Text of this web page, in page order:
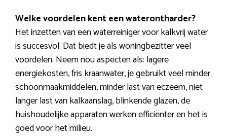
Welke voordelen kent een waterontharder?
Het inzetten van een waterreiniger voor kalkvrij water
is succesvol. Dat biedt je als woningbezitter veel
voordelen. Neem nou aspecten als: lagere
energiekosten, fris kraanwater, je gebruikt veel minder
schoonmaakmiddelen, minder last van eczeem, niet
langer last van kalkaanslag, blinkende glazen, de
huishoudelijke apparaten werken efficiënter en het is
goed voor het milieu.